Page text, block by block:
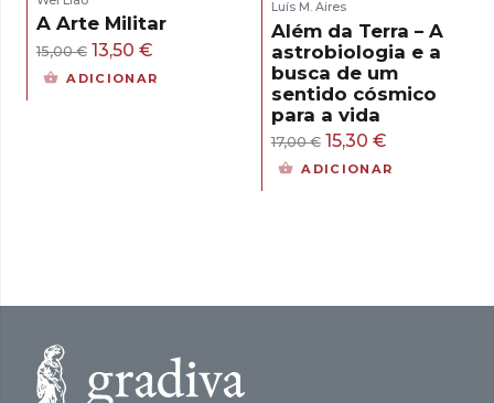
A Arte Militar
15,00€ O
preço
13,50 €
preço
ADICIONAR
Luís M. Aires
Além da Terra – A
astrobiologia e a
busca de um
sentido cósmico
para a vida
17,00€ O
preço
15,30 €O
preço
ADICIONAR